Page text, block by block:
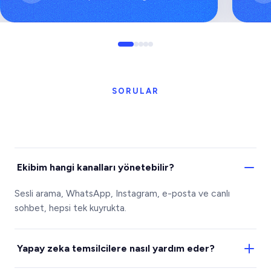
SORULAR
Ekibim hangi kanalları yönetebilir?
Sesli arama, WhatsApp, Instagram, e-posta ve canlı
sohbet, hepsi tek kuyrukta.
Yapay zeka temsilcilere nasıl yardım eder?